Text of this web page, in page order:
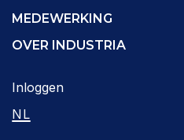
MEDEWERKING
OVER INDUSTRIA
Inloggen
NL